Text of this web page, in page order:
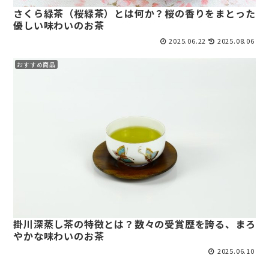
さくら緑茶（桜緑茶）とは何か？桜の香りをまとった
優しい味わいのお茶
2025.06.22 2025.08.06
おすすめ商品
掛川深蒸し茶の特徴とは？数々の受賞歴を誇る、まろ
やかな味わいのお茶
2025.06.10